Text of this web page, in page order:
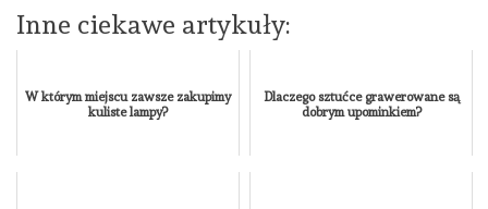
Inne ciekawe artykuły:
W którym miejscu zawsze zakupimy
kuliste lampy?
Dlaczego sztućce grawerowane są
dobrym upominkiem?